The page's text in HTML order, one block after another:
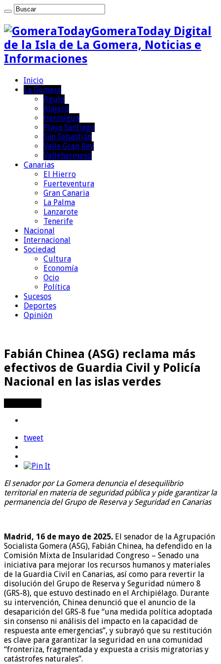
GomeraToday Digital
de la Isla de La Gomera, Noticias e
Informaciones
Inicio
La Gomera
Agulo
Alajeró
Hermigua
Playa Santiago
San Sebastián
Valle Gran Rey
Vallehermoso
Canarias
El Hierro
Fuerteventura
Gran Canaria
La Palma
Lanzarote
Tenerife
Nacional
Internacional
Sociedad
Cultura
Economía
Ocio
Política
Sucesos
Deportes
Opinión
Fabián Chinea (ASG) reclama más
efectivos de Guardia Civil y Policía
Nacional en las islas verdes
tweet
El senador por La Gomera denuncia el desequilibrio
territorial en materia de seguridad pública y pide garantizar la
permanencia del Grupo de Reserva y Seguridad en Canarias
Madrid, 16 de mayo de 2025. El senador de la Agrupación
Socialista Gomera (ASG), Fabián Chinea, ha defendido en la
Comisión Mixta de Insularidad Congreso – Senado una
iniciativa para mejorar los recursos humanos y materiales
de la Guardia Civil en Canarias, así como para revertir la
disolución del Grupo de Reserva y Seguridad número 8
(GRS-8), que estuvo destinado en el Archipiélago. Durante
su intervención, Chinea denunció que el anuncio de la
desaparición del GRS-8 fue “una medida política adoptada
sin consenso ni análisis del impacto en la capacidad de
respuesta ante emergencias”, y subrayó que su restitución
es clave para garantizar la seguridad en una comunidad
“fronteriza, fragmentada y expuesta a crisis migratorias y
catástrofes naturales”.